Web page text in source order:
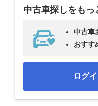
中古車探しをもっ
中古車
おすす
ログ